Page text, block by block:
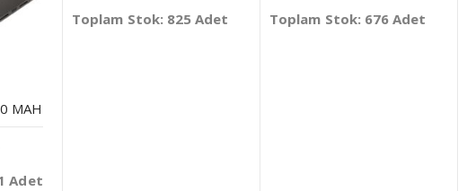
MAH
Adet
Toplam Stok: 825 Adet Toplam Stok: 676 Adet